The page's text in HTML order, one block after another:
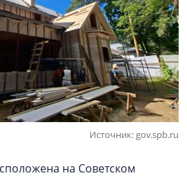
Источник: gov.spb.ru
на Советском